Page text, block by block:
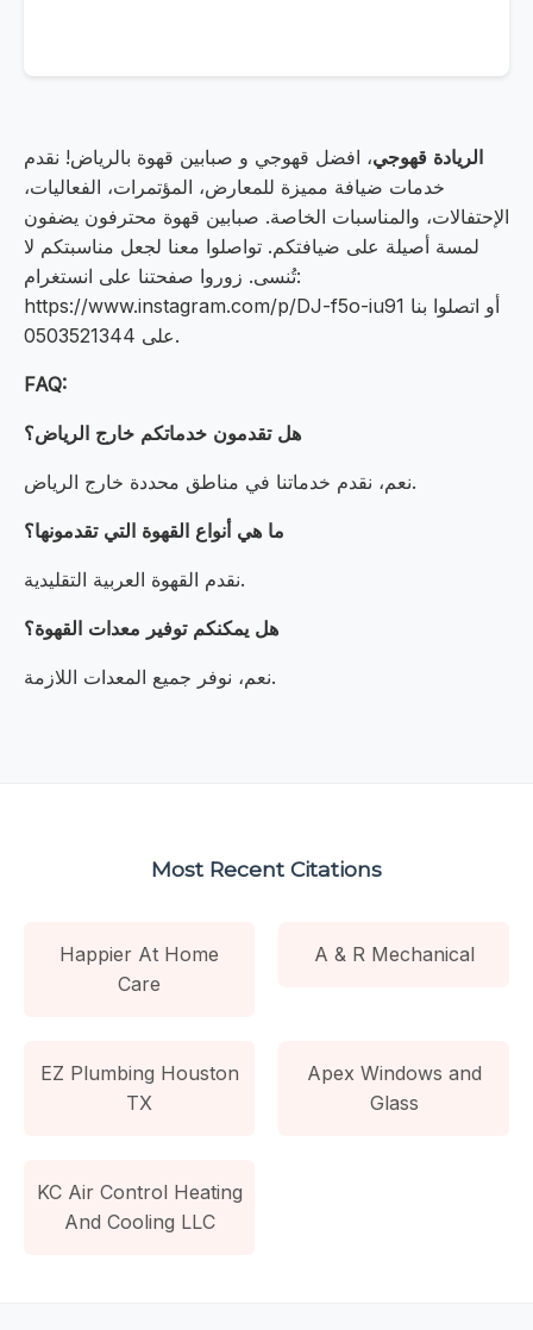
الريادة قهوجي، افضل قهوجي و صبابين قهوة بالرياض! نقدم
خدمات ضيافة مميزة للمعارض، المؤتمرات، الفعاليات،
الإحتفالات، والمناسبات الخاصة. صبابين قهوة محترفون يضفون
لمسة أصيلة على ضيافتكم. تواصلوا معنا لجعل مناسبتكم لا
تُنسى. زوروا صفحتنا على انستغرام:
https://www.instagram.com/p/DJ-f5o-iu91 أو اتصلوا بنا
على 0503521344.
FAQ:
هل تقدمون خدماتكم خارج الرياض؟
نعم، نقدم خدماتنا في مناطق محددة خارج الرياض.
ما هي أنواع القهوة التي تقدمونها؟
نقدم القهوة العربية التقليدية.
هل يمكنكم توفير معدات القهوة؟
نعم، نوفر جميع المعدات اللازمة.
Most Recent Citations
Happier At Home
Care
A & R Mechanical
EZ Plumbing Houston
TX
Apex Windows and
Glass
KC Air Control Heating
And Cooling LLC